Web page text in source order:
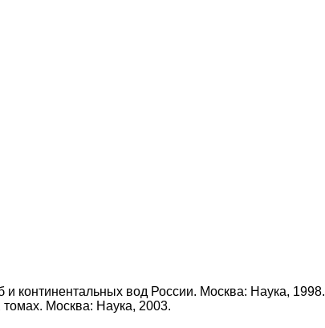
континентальных вод России. Москва: Наука, 1998.
Москва: Наука, 2003.